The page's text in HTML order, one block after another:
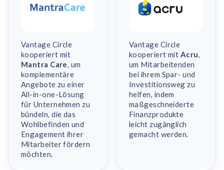
Vantage Circle
kooperiert mit
Mantra Care, um
komplementäre
Angebote zu einer
All-in-one-Lösung
für Unternehmen zu
bündeln, die das
Wohlbefinden und
Engagement ihrer
Mitarbeiter fördern
möchten.
Vantage Circle
kooperiert mit Acru,
um Mitarbeitenden
bei ihrem Spar- und
Investitionsweg zu
helfen, indem
maßgeschneiderte
Finanzprodukte
leicht zugänglich
gemacht werden.